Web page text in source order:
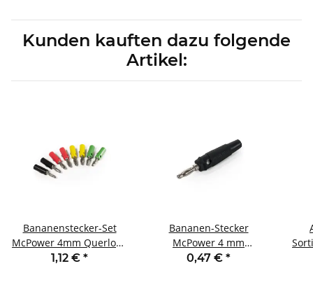
Kunden kauften dazu folgende
Artikel:
Bananenstecker-Set
McPower 4mm Querloch
Druckfeder 4 Farben 8-
1,12 € *
Bananen-Stecker
McPower 4 mm
Querloch Druckfeder
0,47 € *